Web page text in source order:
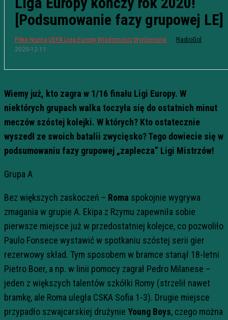
[Podsumowanie fazy grupowej LE]
Piłka Nożna UEFA Liga EuropyWiadomości Wyróżnione
RadioGol
2020-12-11
Wiemy już, kto zagra w 1/16 finału Ligi Europy. W
niektórych grupach walka toczyła się do ostatnich minut
meczów szóstej kolejki. W których? Kto ostatecznie
wyszedł ze swoich batalii zwycięsko? Tego dowiecie się w
podsumowaniu fazy grupowej „zaplecza” Ligi Mistrzów!
Grupa A
Bez większych zaskoczeń – Roma spokojnie wygrywa
zmagania w grupie A. Ekipa z Rzymu zapewniła sobie
pierwsze miejsce już w przedostatniej kolejce, co pozwoliło
Paulo Fonsece wystawić w spotkaniu szóstej serii gier
rezerwowy skład. Tym sposobem w bramce stanął 18-letni
Pietro Boer, a np. w linii pomocy zagrał Pedro Milanese –
jeden z większych talentów szkółki Romy (strzelił nawet
bramkę, ale Roma uległa CSKA Sofia 1-3). Drugie miejsce
przypadło szwajcarskiej drużynie Young Boys, czego można